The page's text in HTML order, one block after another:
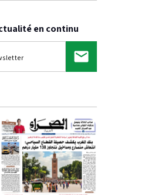
en continu